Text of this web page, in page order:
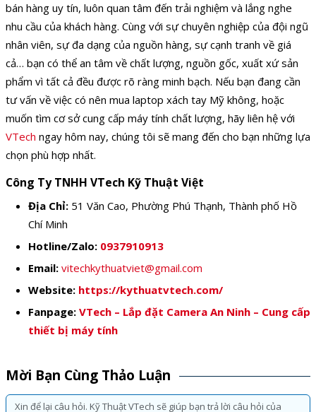
bán hàng uy tín, luôn quan tâm đến trải nghiệm và lắng nghe
nhu cầu của khách hàng. Cùng với sự chuyên nghiệp của đội ngũ
nhân viên, sự đa dạng của nguồn hàng, sự cạnh tranh về giá
cả… bạn có thể an tâm về chất lượng, nguồn gốc, xuất xứ sản
phẩm vì tất cả đều được rõ ràng minh bạch. Nếu bạn đang cần
tư vấn về việc có nên mua laptop xách tay Mỹ không, hoặc
muốn tìm cơ sở cung cấp máy tính chất lượng, hãy liên hệ với
VTech ngay hôm nay, chúng tôi sẽ mang đến cho bạn những lựa
chọn phù hợp nhất.
Công Ty TNHH VTech Kỹ Thuật Việt
Địa Chỉ: 51 Văn Cao, Phường Phú Thạnh, Thành phố Hồ
Chí Minh
Hotline/Zalo: 0937910913
Email: vitechkythuatviet@gmail.com
Website: https://kythuatvtech.com/
Fanpage: VTech – Lắp đặt Camera An Ninh – Cung cấp
thiết bị máy tính
Mời Bạn Cùng Thảo Luận